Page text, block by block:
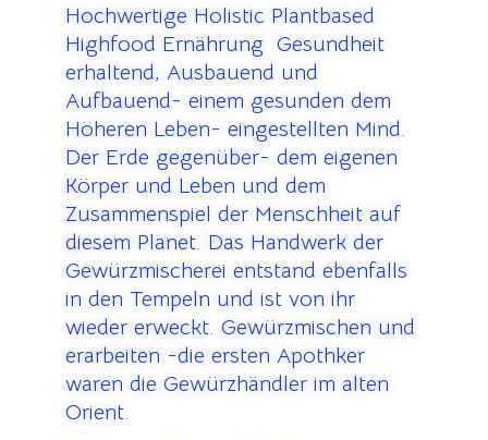
Hochwertige Holistic Plantbased
Highfood Ernährung Gesundheit
erhaltend, Ausbauend und
Aufbauend- einem gesunden dem
Höheren Leben- eingestellten Mind.
Der Erde gegenüber- dem eigenen
Körper und Leben und dem
Zusammenspiel der Menschheit auf
diesem Planet. Das Handwerk der
Gewürzmischerei entstand ebenfalls
in den Tempeln und ist von ihr
wieder erweckt. Gewürzmischen und
erarbeiten -die ersten Apothker
waren die Gewürzhändler im alten
Orient.